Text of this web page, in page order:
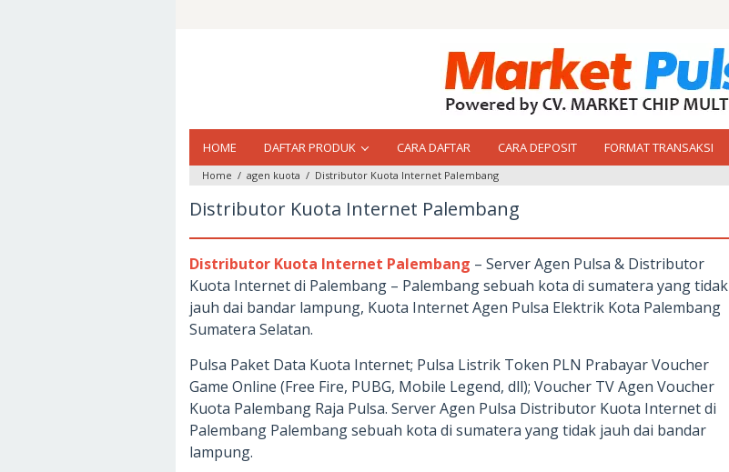
HOME DAFTAR PRODUK CARA DAFTAR CARA DEPOSIT FORMAT TRANSAKSI
Home / agen kuota / Distributor Kuota Internet Palembang
Distributor Kuota Internet Palembang
Distributor Kuota Internet Palembang – Server Agen Pulsa & Distributor
Kuota Internet di Palembang – Palembang sebuah kota di sumatera yang tidak
jauh dai bandar lampung, Kuota Internet Agen Pulsa Elektrik Kota Palembang
Sumatera Selatan.
Pulsa Paket Data Kuota Internet; Pulsa Listrik Token PLN Prabayar Voucher
Game Online (Free Fire, PUBG, Mobile Legend, dll); Voucher TV Agen Voucher
Kuota Palembang Raja Pulsa. Server Agen Pulsa Distributor Kuota Internet di
Palembang Palembang sebuah kota di sumatera yang tidak jauh dai bandar
lampung.